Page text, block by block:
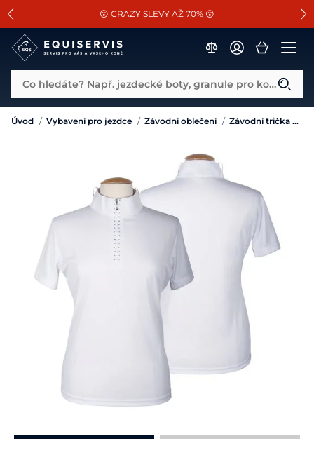
SLEVA 13% na vše od Cassini!
😮 CRAZY SLEVY AŽ 70% 😮
📐Pasování a doplňky k vybraným sedlům ZDARMA 🐴
Co hledáte? Např. jezdecké boty, granule pro koně...
Úvod / Vybavení pro jezdce / Závodní oblečení / Závodní trička a košile